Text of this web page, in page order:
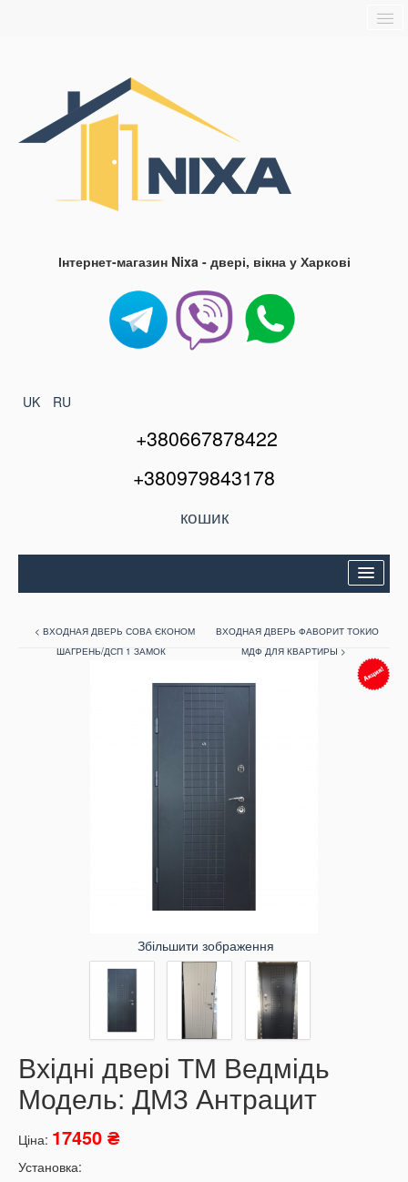
Блог
Інтернет-магазин Nixa - двері, вікна у Харкові
UK RU
+380667878422
+380979843178
кошик
Міжкімнатні двері
< ВХОДНАЯ ДВЕРЬ СОВА ЄКОНОМ
ШАГРЕНЬ/ДСП 1 ЗАМОК
ВХОДНАЯ ДВЕРЬ ФАВОРИТ ТОКИО
МДФ ДЛЯ КВАРТИРЫ >
Збільшити зображення
Вхідні двері ТМ Ведмідь
Модель: ДМ3 Антрацит
Ціна: 17450 ₴
Установка: